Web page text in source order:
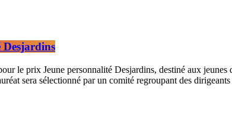
le prix Jeune personnalité Desjardins, destiné aux
sera sélectionné par un comité regroupant des